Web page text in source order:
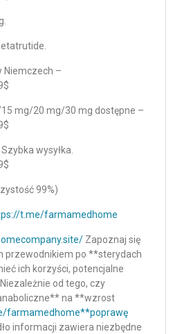
Niemczech –
mg/20 mg/30 mg dostępne –
wysyłka.
99%)
t.me/farmamedhome
Zapoznaj się
przewodnikiem po **sterydach
ich korzyści, potencjalne
od tego, czy
na **wzrost
farmamedhome**poprawę
informacji zawiera niezbędne